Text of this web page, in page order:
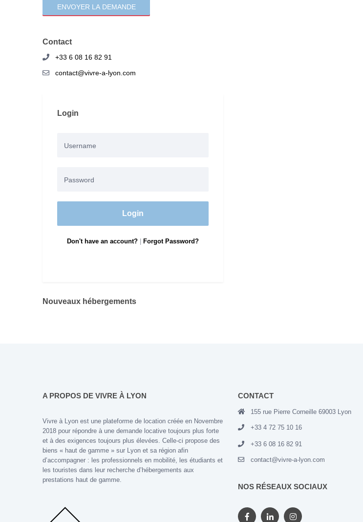
Contact
+33 6 08 16 82 91
contact@vivre-a-lyon.com
Login
Login
Don't have an account? Forgot Password?
Nouveaux hébergements
A PROPOS DE VIVRE À LYON
Vivre à Lyon est une plateforme de location créée en Novembre
2018 pour répondre à une demande locative toujours plus forte
et à des exigences toujours plus élevées. Celle-ci propose des
biens « haut de gamme » sur Lyon et sa région afin
d’accompagner : les professionnels en mobilité, les étudiants et
les touristes dans leur recherche d’hébergements aux
prestations haut de gamme.
CONTACT
155 rue Pierre Corneille 69003 Lyon
+33 4 72 75 10 16
+33 6 08 16 82 91
contact@vivre-a-lyon.com
NOS RÉSEAUX SOCIAUX